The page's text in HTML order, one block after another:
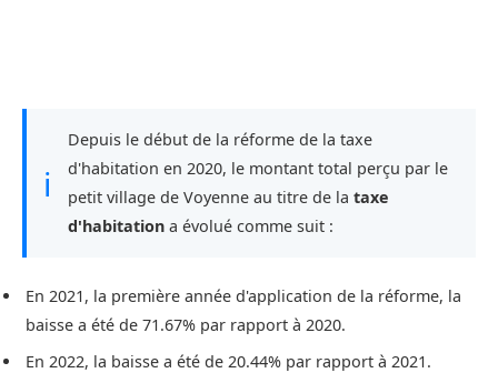
ℹ
Depuis le début de la réforme de la taxe
d'habitation en 2020, le montant total perçu par le
petit village de Voyenne au titre de la taxe
d'habitation a évolué comme suit :
En 2021, la première année d'application de la réforme, la
baisse a été de 71.67% par rapport à 2020.
En 2022, la baisse a été de 20.44% par rapport à 2021.